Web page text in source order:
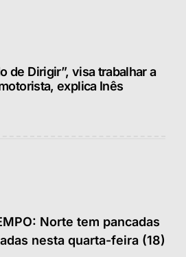
de Dirigir”, visa trabalhar a
explica Inês
Norte tem pancadas
nesta quarta-feira (18)